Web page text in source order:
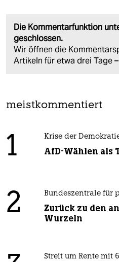
Die Kommentarfunktion
geschlossen.
Wir öffnen die
Artikeln für etwa drei Tage –
meistkommentiert
1 Krise der
AfD-Wählen als
2 Bundeszentrale für
Zurück zu den
Wurzeln
Streit um Rente mit